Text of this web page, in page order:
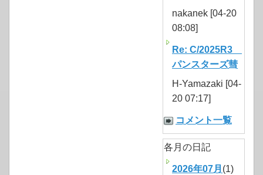
nakanek [04-20
08:08]
Re: C/2025R3
パンスターズ彗
H-Yamazaki [04-
20 07:17]
コメント一覧
各月の日記
2026年07月 (1)